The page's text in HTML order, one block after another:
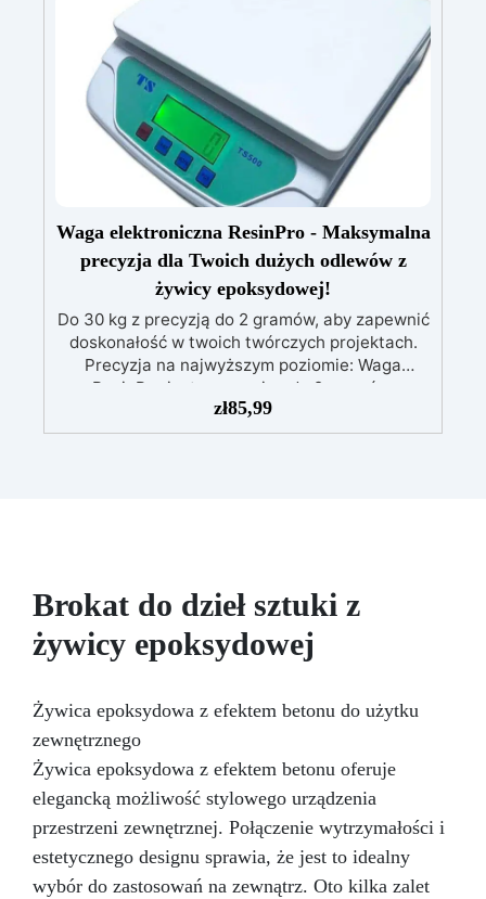
Twoja kuchnia lśniła blaskiem i stylem.
złoto bogate, miedź) oraz prezentowa płótno
(okrągłe lub prostokątne).
dekoracji obrazów i powierzchni, zapewniając
zawsze lśniący efekt.
Waga elektroniczna ResinPro - Maksymalna
precyzja dla Twoich dużych odlewów z
żywicy epoksydowej!
Do 30 kg z precyzją do 2 gramów, aby zapewnić
doskonałość w twoich twórczych projektach.
Precyzja na najwyższym poziomie: Waga
ResinPro jest precyzyjna do 2 gramów,
umożliwiając ważenie do 30 kg, co zapewnia
maksymalną dokładność przy odlewie żywicy
jednym odlewem, minimalizujesz błędy i
oszczędzasz czas. Wiarygodność: Zapewnia Ci
pewność doskonałego rezultatu, zgodnego z
Twoimi oczekiwaniami. Elektroniczna waga
pracujących z żywicą epoksydową. Bez względu
z drewna i żywicy, waga ResinPro pozwala
dokładnie odmierzyć potrzebną ilość żywicy,
minimalizując błędy i zapewniając idealny
końcowy rezultat, w jednym przygotowaniu. Na
co jeszcze czekasz? Dodaj Elektroniczną Wagę
ResinPro do swojego koszyka!
zł85,99
Brokat do dzieł sztuki z
żywicy epoksydowej
Żywica epoksydowa z efektem betonu do użytku
zewnętrznego
Żywica epoksydowa z efektem betonu oferuje
elegancką możliwość stylowego urządzenia
przestrzeni zewnętrznej. Połączenie wytrzymałości i
estetycznego designu sprawia, że jest to idealny
wybór do zastosowań na zewnątrz. Oto kilka zalet